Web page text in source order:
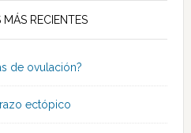
RECIENTES
de ovulación?
ectópico